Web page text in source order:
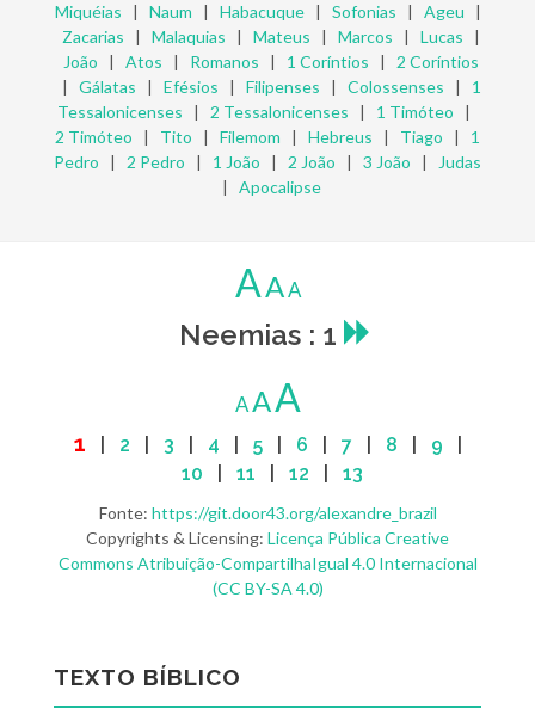
Miquéias | Naum | Habacuque| Sofonias | Ageu |
Zacarias | Malaquias | Mateus | Marcos | Lucas |
João | Atos | Romanos | 1 Coríntios | 2 Coríntios
| Gálatas | Efésios | Filipenses | Colossenses | 1
Tessalonicenses | 2 Tessalonicenses | 1 Timóteo |
2 Timóteo | Tito | Filemom | Hebreus | Tiago | 1
Pedro | 2 Pedro | 1 João | 2 João | 3 João |
Judas
| Apocalipse
AAA
Neemias : 1
AAA
1 2 3 4 5| 6 7 8 9
10
11 12 13
Fonte: https://git.door43.org/alexandre_brazil
Copyrights & Licensing: Licença Pública Creative
Commons Atribuição-CompartilhaIgual 4.0 Internacional
(CC BY-SA 4.0)
TEXTO BÍBLICO